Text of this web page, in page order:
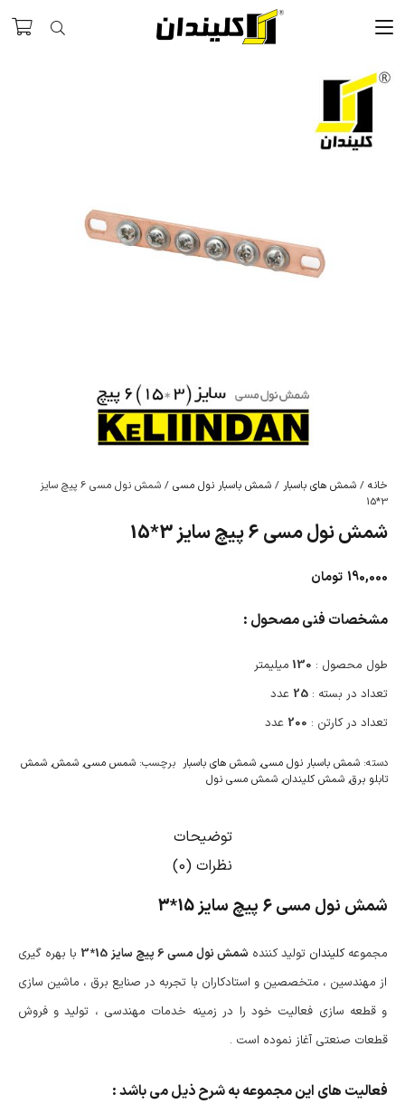
خانه /شمش های باسبار /شمش باسبار نول مسی
/ شمش نول مسی 6 پیچ سایز
3*15
شمش نول مسی 6 پیچ سایز 3*15
190,000 تومان
مشخصات فنی مصحول :
طول محصول : 130 میلیمتر
تعداد در بسته :25 عدد
تعداد در کارتن : 200 عدد
دسته:شمش باسبار نول مسی,شمش های باسبار برچسب:شمس مسی,شمش,شمش
تابلو برق,شمش کلیندان,شمش مسی نول
توضیحات
نظرات (0)
شمش نول مسی 6 پیچ سایز 15*3
مجموعهکلیندان تولید کننده شمش نول مسی 6 پیچ سایز 15*3
با بهره گیری
از مهندسین ، متخصصین و استادکاران با تجربه در صنایع برق ، ماشین سازی
و قطعه سازی فعالیت خود را در زمینه خدمات مهندسی ، تولید و فروش
قطعات صنعتی آغاز نموده است .
فعالیت های این مجموعه به شرح ذیل می باشد :